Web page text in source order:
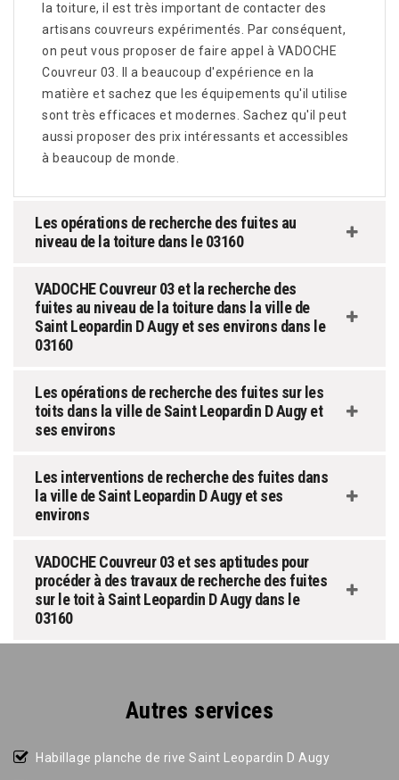
la toiture, il est très important de contacter des
artisans couvreurs expérimentés. Par conséquent,
on peut vous proposer de faire appel à VADOCHE
Couvreur 03. Il a beaucoup d'expérience en la
matière et sachez que les équipements qu'il utilise
sont très efficaces et modernes. Sachez qu'il peut
aussi proposer des prix intéressants et accessibles
à beaucoup de monde.
Les opérations de recherche des fuites au
niveau de la toiture dans le 03160
VADOCHE Couvreur 03 et la recherche des
fuites au niveau de la toiture dans la ville de
Saint Leopardin D Augy et ses environs dans le
03160
Les opérations de recherche des fuites sur les
toits dans la ville de Saint Leopardin D Augy et
ses environs
Les interventions de recherche des fuites dans
la ville de Saint Leopardin D Augy et ses
environs
VADOCHE Couvreur 03 et ses aptitudes pour
procéder à des travaux de recherche des fuites
sur le toit à Saint Leopardin D Augy dans le
03160
Autres services
Habillage planche de rive Saint Leopardin D Augy